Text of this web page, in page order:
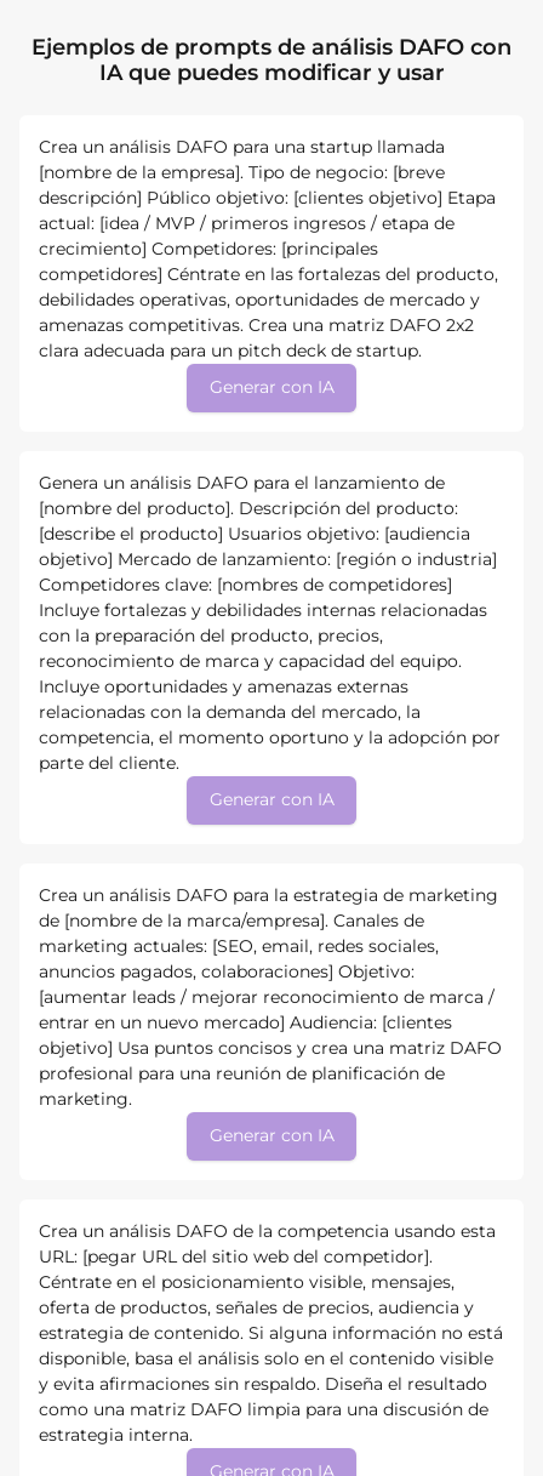
Ejemplos de prompts de análisis DAFO con
IA que puedes modificar y usar
Crea un análisis DAFO para una startup llamada
[nombre de la empresa]. Tipo de negocio: [breve
descripción] Público objetivo: [clientes objetivo] Etapa
actual: [idea / MVP / primeros ingresos / etapa de
crecimiento] Competidores: [principales
competidores] Céntrate en las fortalezas del producto,
debilidades operativas, oportunidades de mercado y
amenazas competitivas. Crea una matriz DAFO 2x2
clara adecuada para un pitch deck de startup.
Generar con IA
Genera un análisis DAFO para el lanzamiento de
[nombre del producto]. Descripción del producto:
[describe el producto] Usuarios objetivo: [audiencia
objetivo] Mercado de lanzamiento: [región o industria]
Competidores clave: [nombres de competidores]
Incluye fortalezas y debilidades internas relacionadas
con la preparación del producto, precios,
reconocimiento de marca y capacidad del equipo.
Incluye oportunidades y amenazas externas
relacionadas con la demanda del mercado, la
competencia, el momento oportuno y la adopción por
parte del cliente.
Generar con IA
Crea un análisis DAFO para la estrategia de marketing
de [nombre de la marca/empresa]. Canales de
marketing actuales: [SEO, email, redes sociales,
anuncios pagados, colaboraciones] Objetivo:
[aumentar leads / mejorar reconocimiento de marca /
entrar en un nuevo mercado] Audiencia: [clientes
objetivo] Usa puntos concisos y crea una matriz DAFO
profesional para una reunión de planificación de
marketing.
Generar con IA
Crea un análisis DAFO de la competencia usando esta
URL: [pegar URL del sitio web del competidor].
Céntrate en el posicionamiento visible, mensajes,
oferta de productos, señales de precios, audiencia y
estrategia de contenido. Si alguna información no está
disponible, basa el análisis solo en el contenido visible
y evita afirmaciones sin respaldo. Diseña el resultado
como una matriz DAFO limpia para una discusión de
estrategia interna.
Generar con IA